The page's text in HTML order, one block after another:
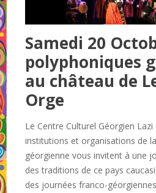
Samedi 20
polyphoniques
au château de
Orge
Le Centre Culturel Géorgien Lazi
institutions et organisations de
géorgienne vous invitent à une
des traditions de ce pays
des journées franco-